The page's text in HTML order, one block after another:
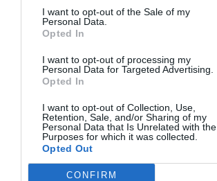
I want to opt-out of the Sale of my
Personal Data.
Opted In
I want to opt-out of processing my
Personal Data for Targeted Advertising.
Opted In
I want to opt-out of Collection, Use,
Retention, Sale, and/or Sharing of my
Personal Data that Is Unrelated with the
Purposes for which it was collected.
Opted Out
CONFIRM